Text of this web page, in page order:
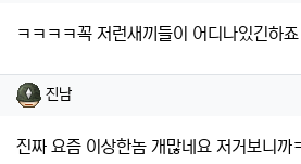
ㅋㅋㅋㅋ꼭 저런새끼들이 어디나있긴하죠
진남님의 댓글
진남
진짜 요즘 이상한놈 개많네요 저거보니까